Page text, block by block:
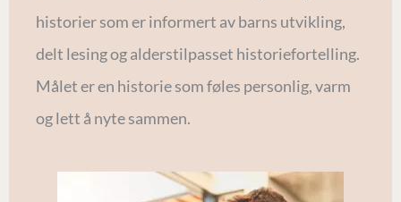
historier som er informert av barns utvikling,
delt lesing og alderstilpasset historiefortelling.
Målet er en historie som føles personlig, varm
og lett å nyte sammen.